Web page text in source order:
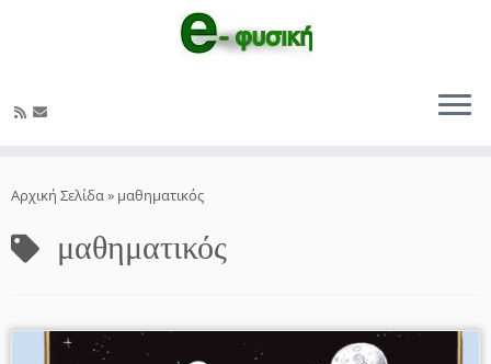
στο
Αρχική Σελίδα» μαθηματικός
μαθηματικός